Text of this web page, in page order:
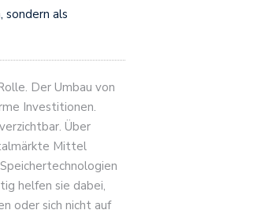
sondern als
Der Umbau von
Investitionen.
Über
Mittel
helfen sie dabei,
oder sich nicht auf